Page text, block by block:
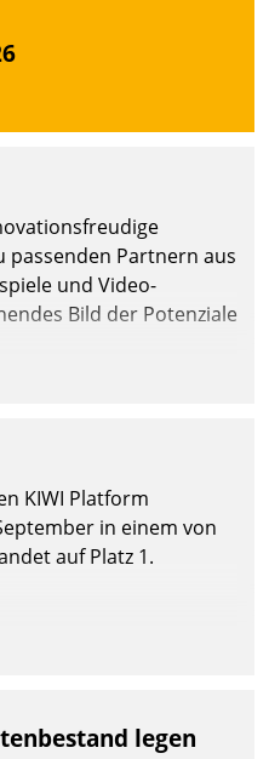
Partnern aus
und Video-
Bild der Potenziale
KIWI Platform
in einem von
auf Platz 1.
legen